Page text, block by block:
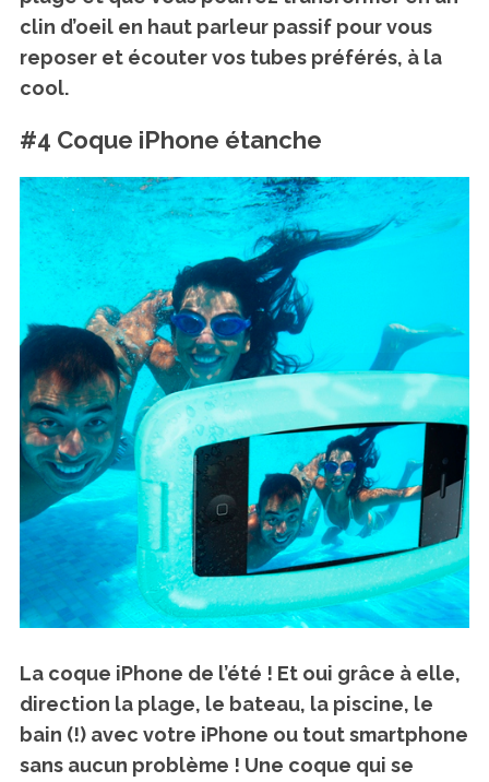
clin d’oeil en haut parleur passif pour vous
reposer et écouter vos tubes préférés, à la
cool.
#4 Coque iPhone étanche
La coque iPhone de l’été ! Et oui grâce à elle,
direction la plage, le bateau, la piscine, le
bain (!) avec votre iPhone ou tout smartphone
sans aucun problème ! Une coque qui se